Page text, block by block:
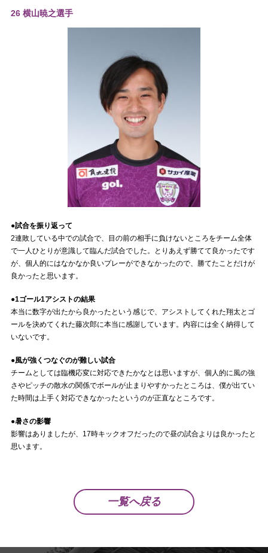
26 横山暁之選手
●試合を振り返って
2連敗している中での試合で、目の前の相手に負けないところをチーム全体
で一人ひとりが意識して臨んだ試合でした。とりあえず勝てて良かったです
が、個人的にはなかなか良いプレーができなかったので、勝てたことだけが
良かったと思います。
●1ゴール1アシストの結果
本当に数字が出たから良かったという感じで、アシストしてくれた翔太とゴ
ールを決めてくれた藤次郎に本当に感謝しています。内容には全く納得して
いないです。
●風が強くつなぐのが難しい試合
チームとしては臨機応変に対応できたかなとは思いますが、個人的に風の強
さやピッチの散水の関係でボールが止まりやすかったところは、僕が出てい
た時間は上手く対応できなかったというのが正直なところです。
●暑さの影響
影響はありましたが、17時キックオフだったので昼の試合よりは良かったと
思います。
一覧へ戻る